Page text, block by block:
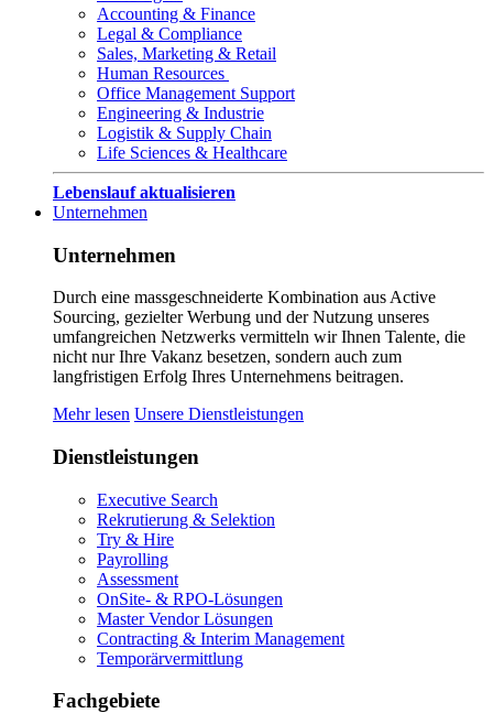
Accounting & Finance
Legal & Compliance
Sales, Marketing & Retail
Human Resources
Office Management Support
Engineering & Industrie
Logistik & Supply Chain
Life Sciences & Healthcare
Lebenslauf aktualisieren
Unternehmen
Unternehmen
Durch eine massgeschneiderte Kombination aus Active
Sourcing, gezielter Werbung und der Nutzung unseres
umfangreichen Netzwerks vermitteln wir Ihnen Talente, die
nicht nur Ihre Vakanz besetzen, sondern auch zum
langfristigen Erfolg Ihres Unternehmens beitragen.
Mehr lesen Unsere Dienstleistungen
Dienstleistungen
Executive Search
Rekrutierung & Selektion
Try & Hire
Payrolling
Assessment
OnSite- & RPO-Lösungen
Master Vendor Lösungen
Contracting & Interim Management
Temporärvermittlung
Fachgebiete